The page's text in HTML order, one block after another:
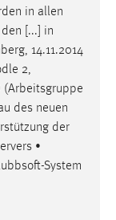
in allen
[...] in
14.11.2014
2,
(Arbeitsgruppe
des neuen
der
•
System